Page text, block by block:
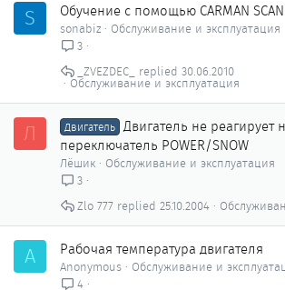
S Обучение с помощью CARMAN SCAN
sonabiz
Обслуживание и эксплуатация
3
Обслуживание и эксплуатация
30.06.2010
_ZVEZDEC_
Л Двигатель Двигатель не реагирует
переключатель POWER/SNOW
Лёшик
Обслуживание и эксплуатация
3
25.10.2004
Zlo 777
A Рабочая температура двигателя
Anonymous
Обслуживание и
4